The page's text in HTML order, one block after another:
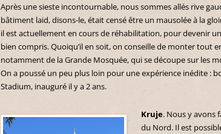
Après une sieste incontournable, nous sommes allés rive
bâtiment laid, disons-le, était censé être un mausolée à la
il est actuellement en cours de réhabilitation, pour devenir
bien compris. Quoiqu’il en soit, on conseille de monter tout
notamment de la Grande Mosquée, qui se découpe sur les
On a poussé un peu plus loin pour une expérience inédite :
Stadium, inauguré il y a 2 ans.
Kruje. Nous y avons
du Nord. Il est